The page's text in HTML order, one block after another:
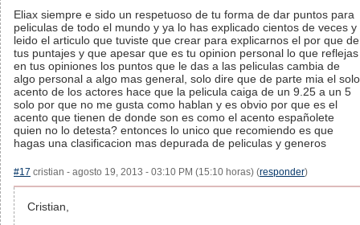
Eliax siempre e sido un respetuoso de tu forma de dar puntos para
peliculas de todo el mundo y ya lo has explicado cientos de veces y
leido el articulo que tuviste que crear para explicarnos el por que de
tus puntajes y que apesar que es tu opinion personal lo que reflejas
en tus opiniones los puntos que le das a las peliculas cambia de
algo personal a algo mas general, solo dire que de parte mia el solo
acento de los actores hace que la pelicula caiga de un 9.25 a un 5
solo por que no me gusta como hablan y es obvio por que es el
acento que tienen de donde son es como el acento españolete
quien no lo detesta? entonces lo unico que recomiendo es que
hagas una clasificacion mas depurada de peliculas y generos
#17 cristian - agosto 19, 2013 - 03:10 PM (15:10 horas) (responder)
Cristian,